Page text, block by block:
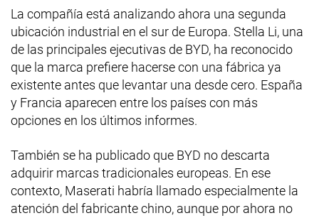
La compañía está analizando ahora una segunda
ubicación industrial en el sur de Europa. Stella Li, una
de las principales ejecutivas de BYD, ha reconocido
que la marca prefiere hacerse con una fábrica ya
existente antes que levantar una desde cero. España
y Francia aparecen entre los países con más
opciones en los últimos informes.
También se ha publicado que BYD no descarta
adquirir marcas tradicionales europeas. En ese
contexto, Maserati habría llamado especialmente la
atención del fabricante chino, aunque por ahora no